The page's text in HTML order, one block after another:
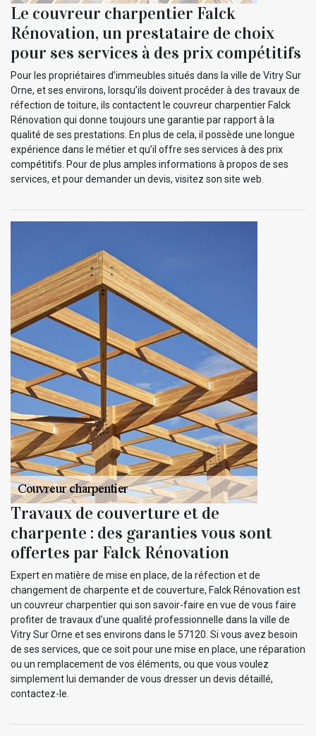
Le couvreur charpentier Falck
Rénovation, un prestataire de choix
pour ses services à des prix compétitifs
Pour les propriétaires d’immeubles situés dans la ville de Vitry Sur
Orne, et ses environs, lorsqu’ils doivent procéder à des travaux de
réfection de toiture, ils contactent le couvreur charpentier Falck
Rénovation qui donne toujours une garantie par rapport à la
qualité de ses prestations. En plus de cela, il possède une longue
expérience dans le métier et qu’il offre ses services à des prix
compétitifs. Pour de plus amples informations à propos de ses
services, et pour demander un devis, visitez son site web.
Travaux de couverture et de
charpente : des garanties vous sont
offertes par Falck Rénovation
Expert en matière de mise en place, de la réfection et de
changement de charpente et de couverture, Falck Rénovation est
un couvreur charpentier qui son savoir-faire en vue de vous faire
profiter de travaux d’une qualité professionnelle dans la ville de
Vitry Sur Orne et ses environs dans le 57120. Si vous avez besoin
de ses services, que ce soit pour une mise en place, une réparation
ou un remplacement de vos éléments, ou que vous voulez
simplement lui demander de vous dresser un devis détaillé,
contactez-le.